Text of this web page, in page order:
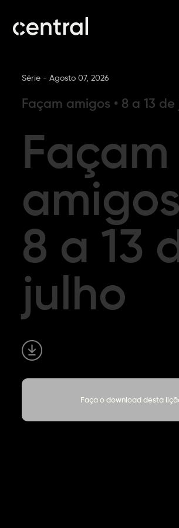
Série -Agosto 07, 2026
Façam amigos • 8 a 13
Façam
8 a 13
julho
Faça o download desta